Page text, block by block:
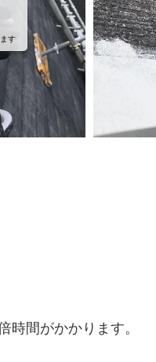
す
時間がかかります。